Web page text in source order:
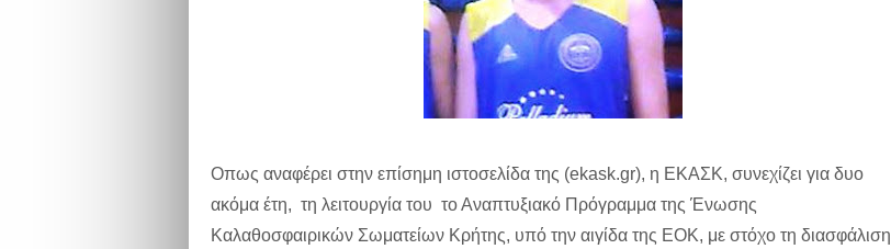
Οπως αναφέρει στην επίσημη ιστοσελίδα της (ekask.gr), η ΕΚΑΣΚ, συνεχίζει για δυο
ακόμα έτη, τη λειτουργία του το Αναπτυξιακό Πρόγραμμα της Ένωσης
Καλαθοσφαιρικών Σωματείων Κρήτης, υπό την αιγίδα της ΕΟΚ, με στόχο τη διασφάλιση